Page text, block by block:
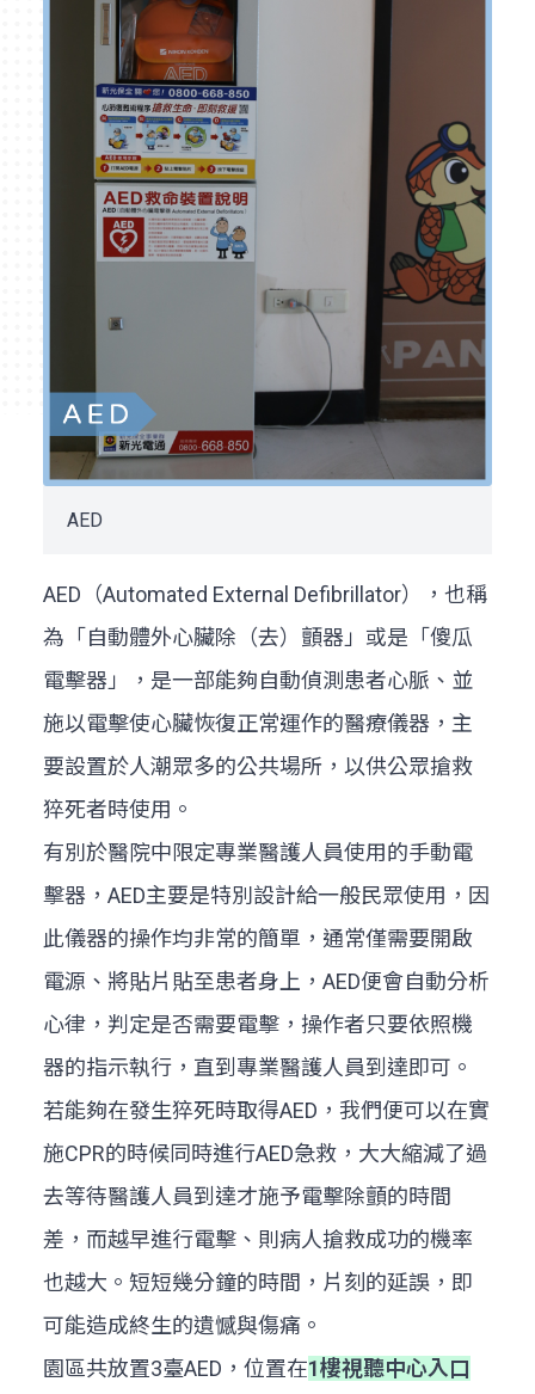
AED
AED（Automated External Defibrillator），也稱
為「自動體外心臟除（去）顫器」或是「傻瓜
電擊器」，是一部能夠自動偵測患者心脈、並
施以電擊使心臟恢復正常運作的醫療儀器，主
要設置於人潮眾多的公共場所，以供公眾搶救
猝死者時使用。
有別於醫院中限定專業醫護人員使用的手動電
擊器，AED主要是特別設計給一般民眾使用，因
此儀器的操作均非常的簡單，通常僅需要開啟
電源、將貼片貼至患者身上，AED便會自動分析
心律，判定是否需要電擊，操作者只要依照機
器的指示執行，直到專業醫護人員到達即可。
若能夠在發生猝死時取得AED，我們便可以在實
施CPR的時候同時進行AED急救，大大縮減了過
去等待醫護人員到達才施予電擊除顫的時間
差，而越早進行電擊、則病人搶救成功的機率
也越大。短短幾分鐘的時間，片刻的延誤，即
可能造成終生的遺憾與傷痛。
園區共放置3臺AED，位置在1樓視聽中心入口